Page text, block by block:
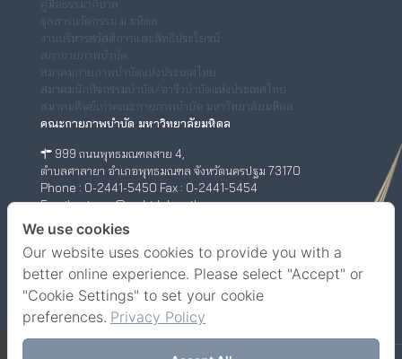
คู่มือธรรมาภิบาล
จุลสารนวัตกรรม ม.มหิดล
งานบริหารสวัสดิการและสิทธิประโยชน์
สภากายภาพบำบัด
สมาคมกายภาพบำบัดแห่งประเทศไทย
สมาคมนักกิจกรรมบำบัด/อาชีวบำบัดแห่งประเทศไทย
สมาคมศิษย์เก่าคณะกายภาพบำบัด มหาวิทยาลัยมหิดล
คณะกายภาพบำบัด มหาวิทยาลัยมหิดล
999 ถนนพุทธมณฑลสาย 4,
ตำบลศาลายา อำเภอพุทธมณฑล จังหวัดนครปฐม 73170
Phone : 0-2441-5450 Fax : 0-2441-5454
Email : ptwww@mahidol.ac.th
ศูนย์กายภาพบำบัด (เชิงสะพานสมเด็จพระปิ่นเกล้า)
198/2 ถนนสมเด็จพระปิ่นเกล้า,
แขวงบางยี่ขัน เขตบางพลัด กรุงเทพฯ 10700
Phone : 0-63-520-5151
Facebook YouTube
We use cookies
Our website uses cookies to provide you with a
better online experience. Please select "Accept" or
"Cookie Settings" to set your cookie
preferences. Privacy Policy